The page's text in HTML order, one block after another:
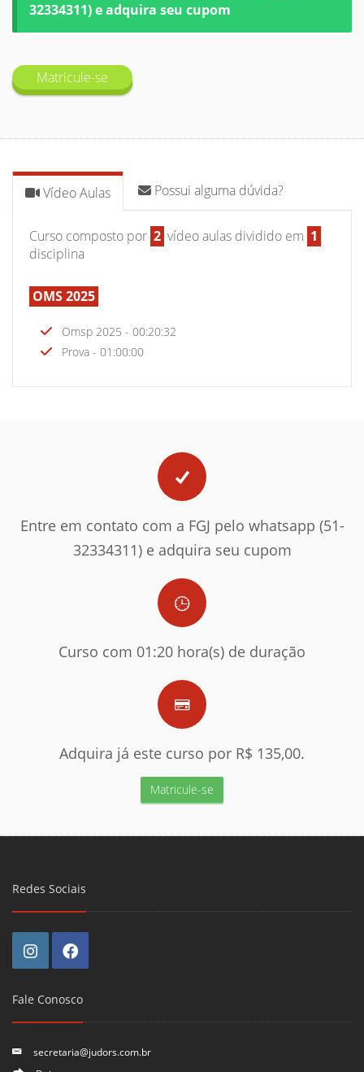
32334311) e adquira seu cupom
Matricule-se
Vídeo Aulas Possui alguma dúvida?
Curso composto por 2 vídeo aulas dividido em 1
disciplina
OMS 2025
Omsp 2025 - 00:20:32
Prova - 01:00:00
Entre em contato com a FGJ pelo whatsapp (51-
32334311) e adquira seu cupom
Curso com 01:20 hora(s) de duração
Adquira já este curso por R$ 135,00.
Matricule-se
Redes Sociais
Fale Conosco
secretaria@judors.com.br